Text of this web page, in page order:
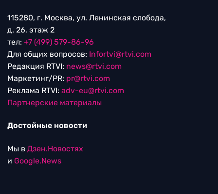
115280, г. Москва, ул. Ленинская слобода,
д. 26, этаж 2
тел: +7 (499) 579-86-96
Для общих вопросов: Infortvi@rtvi.com
Редакция RTVI: news@rtvi.com
Маркетинг/PR: pr@rtvi.com
Реклама RTVI: adv-eu@rtvi.com
Партнерские материалы
Достойные новости
Мы в Дзен.Новостях
и Google.News